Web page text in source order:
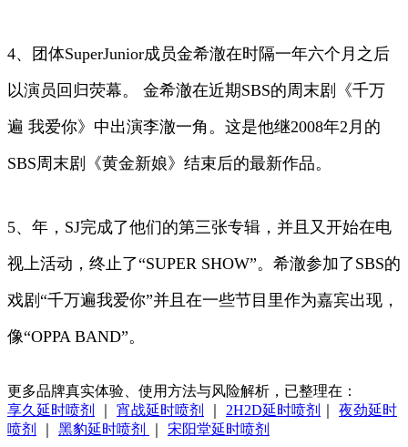
4、团体SuperJunior成员金希澈在时隔一年六个月之后
以演员回归荧幕。 金希澈在近期SBS的周末剧《千万
遍 我爱你》中出演李澈一角。这是他继2008年2月的
SBS周末剧《黄金新娘》结束后的最新作品。
5、年，SJ完成了他们的第三张专辑，并且又开始在电
视上活动，终止了“SUPER SHOW”。希澈参加了SBS的
戏剧“千万遍我爱你”并且在一些节目里作为嘉宾出现，
像“OPPA BAND”。
更多品牌真实体验、使用方法与风险解析，已整理在：
享久延时喷剂
宵战延时喷剂 2H2D延时喷剂
夜劲延时
喷剂
黑豹延时喷剂 宋阳堂延时喷剂